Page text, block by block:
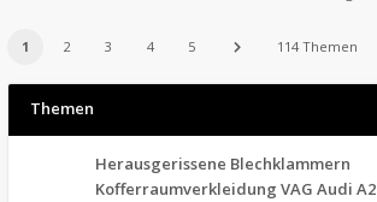
1 2 3 4 5 114 Themen
Themen
Herausgerissene Blechklammern
Kofferraumverkleidung VAG Audi A2